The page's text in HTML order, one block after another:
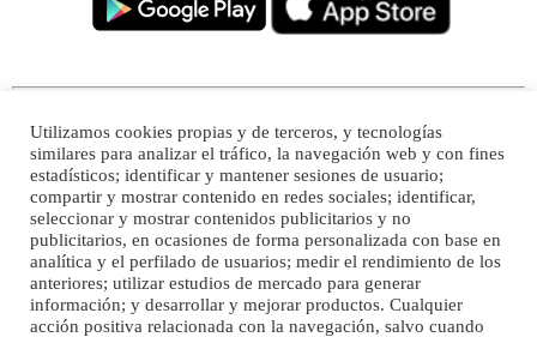
Utilizamos cookies propias y de terceros, y tecnologías
similares para analizar el tráfico, la navegación web y con fines
estadísticos; identificar y mantener sesiones de usuario;
compartir y mostrar contenido en redes sociales; identificar,
seleccionar y mostrar contenidos publicitarios y no
publicitarios, en ocasiones de forma personalizada con base en
analítica y el perfilado de usuarios; medir el rendimiento de los
anteriores; utilizar estudios de mercado para generar
información; y desarrollar y mejorar productos. Cualquier
acción positiva relacionada con la navegación, salvo cuando